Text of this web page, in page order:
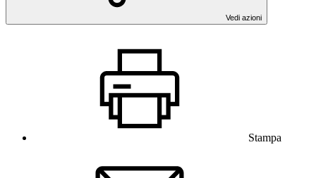
Vedi azioni
Stampa